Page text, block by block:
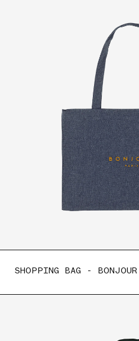
SHOPPING BAG - BONJOUR